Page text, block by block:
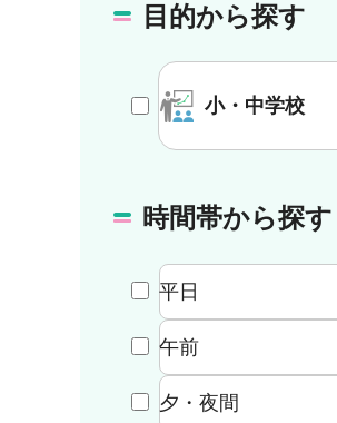
目的から探す
小・中学校
時間帯から探す
平日
午前
夕・夜間